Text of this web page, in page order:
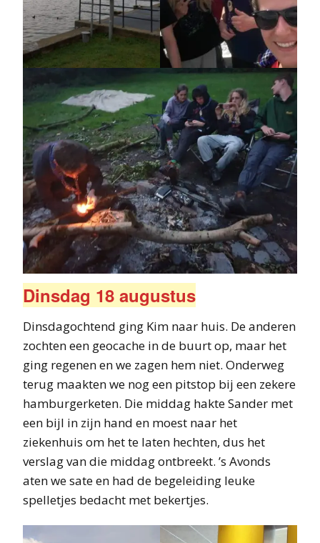
Dinsdag 18 augustus
Dinsdagochtend ging Kim naar huis. De anderen
zochten een geocache in de buurt op, maar het
ging regenen en we zagen hem niet. Onderweg
terug maakten we nog een pitstop bij een zekere
hamburgerketen. Die middag hakte Sander met
een bijl in zijn hand en moest naar het
ziekenhuis om het te laten hechten, dus het
verslag van die middag ontbreekt. ’s Avonds
aten we sate en had de begeleiding leuke
spelletjes bedacht met bekertjes.